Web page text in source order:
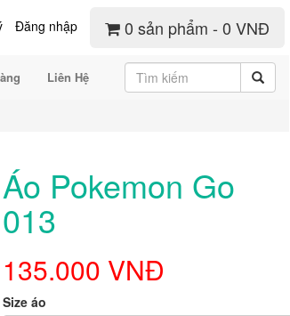
Đăng nhập 0 sản phẩm - 0 VNĐ
Liên Hệ
Áo Pokemon Go
013
135.000 VNĐ
Size áo